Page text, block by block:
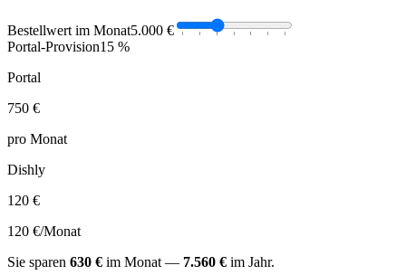
Bestellwert im Monat5.000 €
Portal-Provision15 %
Portal
750 €
pro Monat
Dishly
120 €
120 €/Monat
Sie sparen 630 € im Monat — 7.560 € im Jahr.